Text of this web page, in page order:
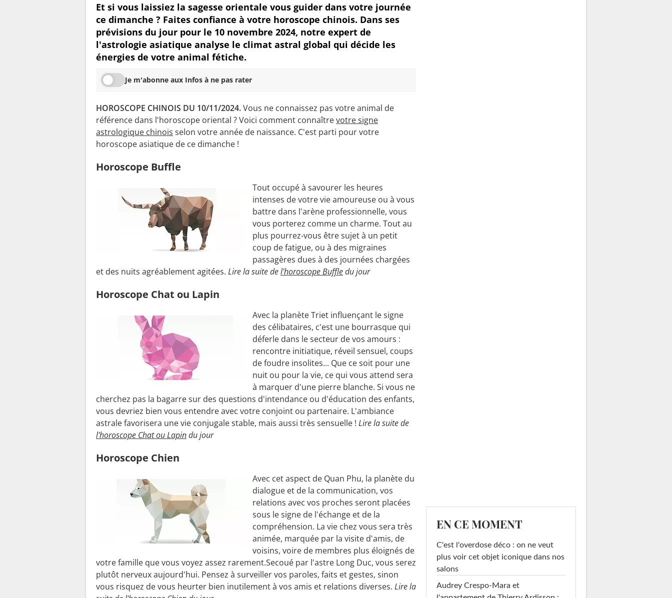
Et si vous laissiez la sagesse orientale vous guider dans votre journée
ce dimanche ? Faites confiance à votre horoscope chinois. Dans ses
prévisions du jour pour le 10 novembre 2024, notre expert de
l'astrologie asiatique analyse le climat astral global qui décide les
énergies de votre animal fétiche.
Je m'abonne aux Infos à ne pas rater
HOROSCOPE CHINOIS DU 10/11/2024.Vous ne connaissez pas votre animal de
référence dans l'horoscope oriental ? Voici comment connaîtrevotre signe
astrologique chinois selon votre année de naissance. C'est parti pour votre
horoscope asiatique de ce dimanche !
Horoscope Buffle
Tout occupé à savourer les heures
intenses de votre vie amoureuse ou à vous
battre dans l'arène professionnelle, vous
vous porterez comme un charme. Tout au
plus pourrez-vous être sujet à un petit
coup de fatigue, ou à des migraines
passagères dues à des journées chargées
et des nuits agréablement agitées. Lire la suite del'horoscope Buffledu jour
Horoscope Chat ou Lapin
Avec la planète Triet influençant le signe
des célibataires, c'est une bourrasque qui
déferle dans le secteur de vos amours :
rencontre initiatique, réveil sensuel, coups
de foudre insolites... Que ce soit pour une
nuit ou pour la vie, ce qui vous attend sera
à marquer d'une pierre blanche. Si vous ne
cherchez pas la bagarre sur des questions d'intendance ou d'éducation des enfants,
vous devriez bien vous entendre avec votre conjoint ou partenaire. L'ambiance
astrale favorisera une vie conjugale stable, mais aussi très sensuelle ! Lire la suite de
l'horoscope Chat ou Lapindu jour
Horoscope Chien
Avec cet aspect de Quan Phu, la planète du
dialogue et de la communication, vos
relations avec vos proches seront placées
sous le signe de l'échange et de la
compréhension. La vie chez vous sera très
animée, marquée par la visite d'amis, de
voisins, voire de membres plus éloignés de
votre famille que vous voyez assez rarement.Secoué par l'astre Long Duc, vous serez
plutôt nerveux aujourd'hui. Pensez à surveiller vos paroles, faits et gestes, sinon
vous risquez de vous heurter bien inutilement à vos amis et relations diverses. Lire la
EN CE MOMENT
C'est l'overdose déco : on ne veut
plus voir cet objet iconique dans nos
salons
Audrey Crespo-Mara et